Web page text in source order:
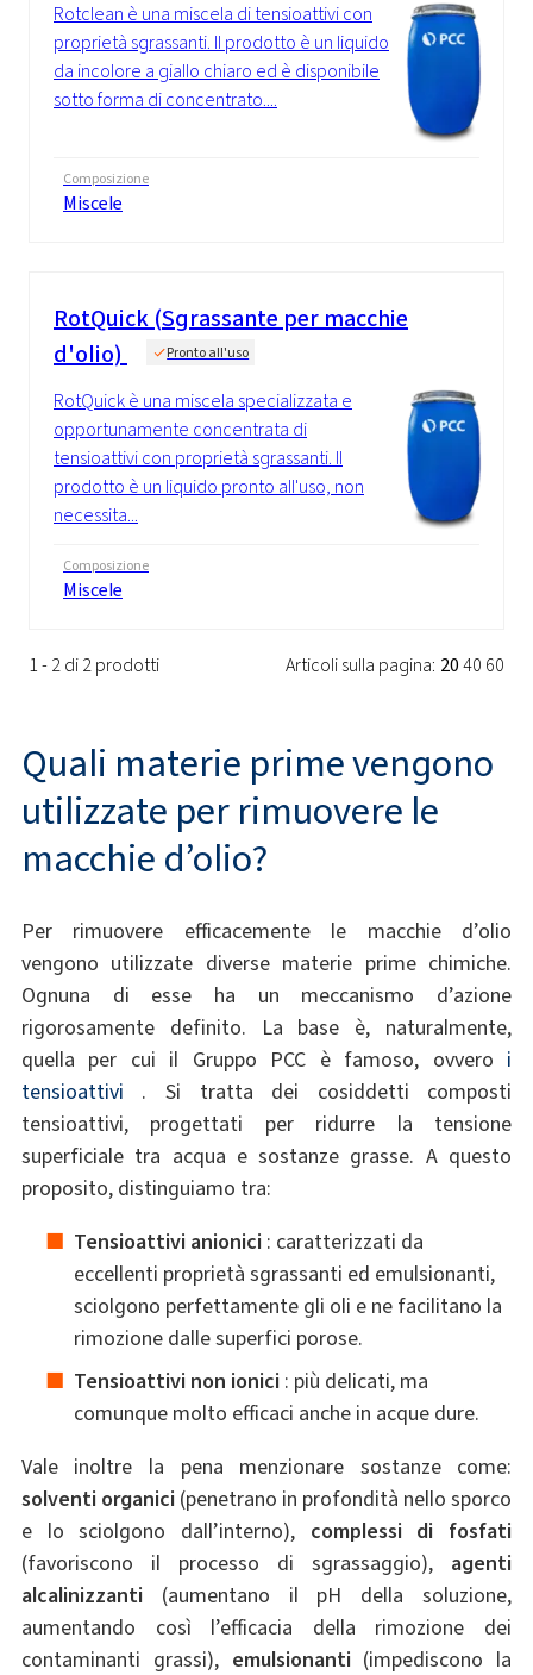
Rotclean è una miscela di tensioattivi con
proprietà sgrassanti. Il prodotto è un liquido
da incolore a giallo chiaro ed è disponibile
sotto forma di concentrato....
Composizione
Miscele
RotQuick (Sgrassante per macchie
d'olio)
Pronto all'uso
RotQuick è una miscela specializzata e
opportunamente concentrata di
tensioattivi con proprietà sgrassanti. Il
prodotto è un liquido pronto all'uso, non
necessita...
Composizione
Miscele
1 - 2 di 2 prodotti Articoli sulla pagina: 2040 60
Quali materie prime vengono
utilizzate per rimuovere le
macchie d’olio?
Per rimuovere efficacemente le macchie d’olio
vengono utilizzate diverse materie prime chimiche.
Ognuna di esse ha un meccanismo d’azione
rigorosamente definito. La base è, naturalmente,
quella per cui il Gruppo PCC è famoso, ovvero i
tensioattivi . Si tratta dei cosiddetti composti
tensioattivi, progettati per ridurre la tensione
superficiale tra acqua e sostanze grasse. A questo
proposito, distinguiamo tra:
Tensioattivi anionici: caratterizzati da
eccellenti proprietà sgrassanti ed emulsionanti,
sciolgono perfettamente gli oli e ne facilitano la
rimozione dalle superfici porose.
Tensioattivi non ionici: più delicati, ma
comunque molto efficaci anche in acque dure.
Vale inoltre la pena menzionare sostanze come:
solventi organici(penetrano in profondità nello sporco
e lo sciolgono dall’interno), complessi di fosfati
(favoriscono il processo di sgrassaggio), agenti
alcalinizzanti(aumentano il pH della soluzione,
aumentando così l’efficacia della rimozione dei
contaminanti grassi), emulsionanti(impediscono la